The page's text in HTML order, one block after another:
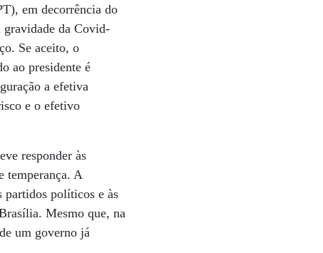
em decorrência do
gravidade da Covid-
Se aceito, o
ao presidente é
a efetiva
e o efetivo
responder às
temperança. A
partidos políticos e às
Mesmo que, na
um governo já